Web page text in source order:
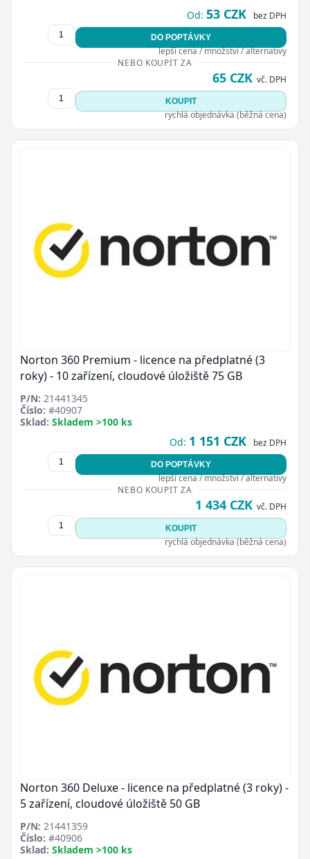
Od: 53 CZK bez DPH
DO POPTÁVKY
lepší cena / množství / alternativy
NEBO KOUPIT ZA
65 CZK vč. DPH
KOUPIT
rychlá objednávka (běžná cena)
Norton 360 Premium - licence na předplatné (3
roky) - 10 zařízení, cloudové úložiště 75 GB
P/N: 21441345
Číslo: #40907
Sklad: Skladem >100 ks
Od: 1 151 CZK bez DPH
DO POPTÁVKY
lepší cena / množství / alternativy
NEBO KOUPIT ZA
1 434 CZK vč. DPH
KOUPIT
rychlá objednávka (běžná cena)
Norton 360 Deluxe - licence na předplatné (3 roky) -
5 zařízení, cloudové úložiště 50 GB
P/N: 21441359
Číslo: #40906
Sklad: Skladem >100 ks